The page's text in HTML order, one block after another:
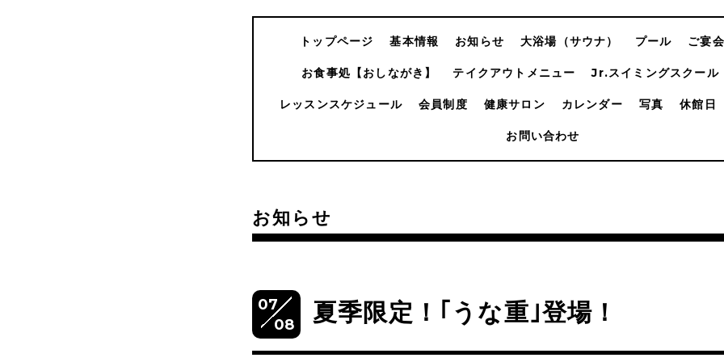
トップページ 基本情報 お知らせ 大浴場（サウナ） プール ご宴
お食事処【おしながき】 テイクアウトメニュー Jr.スイミングスクール
レッスンスケジュール 会員制度 健康サロン カレンダー 写真 休館日
お問い合わせ
お知らせ
07
08
夏季限定！｢うな重｣登場！